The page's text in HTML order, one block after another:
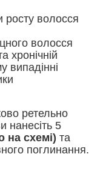
волосся
волосся
хронічній
випадінні
ретельно
нанесіть 5
на схемі) та
поглинання.